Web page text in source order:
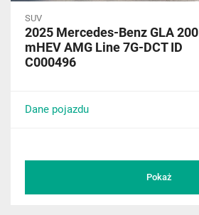
SUV
2025 Mercedes-Benz GLA 200
mHEV AMG Line 7G-DCT ID
C000496
Dane pojazdu
Pokaż